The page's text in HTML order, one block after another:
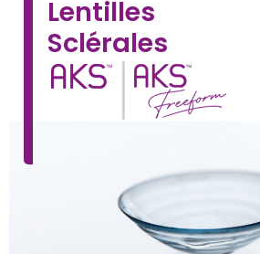
Lentilles
Sclérales